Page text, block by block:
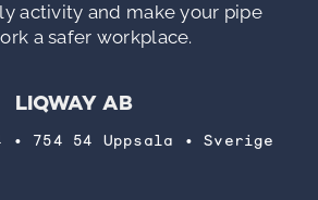
activity and make your pipe
a safer workplace.
LIQWAY AB
754 54 Uppsala • Sverige